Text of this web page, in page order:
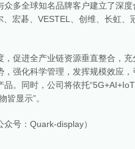
众多全球知名品牌客户建立了深
宏碁、VESTEL、创维、长虹
促进全产业链资源垂直整合，
强化科学管理，发挥规模效应
。同时，公司将依托
皆显示”。
号：Quark-display）